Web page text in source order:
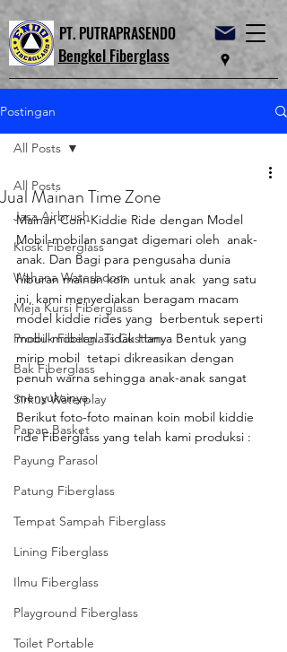
PT. PUTRAPRASENDO
Bengkel Fiberglass
Postingan
All Posts
Jasa Airbrush
Kiosk Fiberglass
Wahana Waterboom
Meja Kursi Fiberglass
Produk Fiberglass Custom
Bak Fiberglass
Sirkus Waterplay
Papan Basket
Payung Parasol
Patung Fiberglass
Tempat Sampah Fiberglass
Lining Fiberglass
Ilmu Fiberglass
Playground Fiberglass
Toilet Portable
All Posts
Jual Mainan Time Zone
Mainan Coin-Kiddie Ride dengan Model
Mobil-mobilan sangat digemari oleh  anak-
anak. Dan Bagi para pengusaha dunia
hiburan mainan koin untuk anak  yang satu
ini, kami menyediakan beragam macam
model kiddie rides yang  berbentuk seperti
mobil-mobilan. Tidak Hanya Bentuk yang
mirip mobil  tetapi dikreasikan dengan
penuh warna sehingga anak-anak sangat
menyukainya.
Berikut foto-foto mainan koin mobil kiddie
ride Fiberglass yang telah kami produksi :